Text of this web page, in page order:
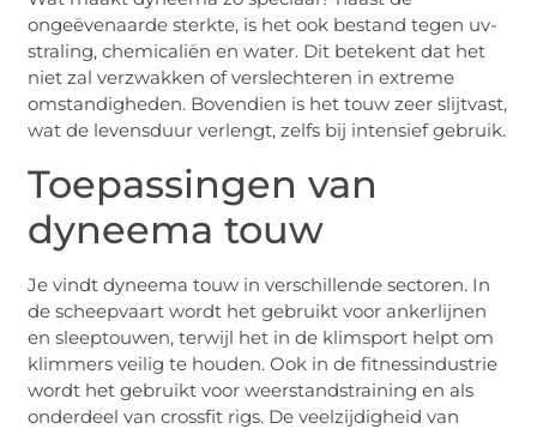
ongeëvenaarde sterkte, is het ook bestand tegen uv-
straling, chemicaliën en water. Dit betekent dat het
niet zal verzwakken of verslechteren in extreme
omstandigheden. Bovendien is het touw zeer slijtvast,
wat de levensduur verlengt, zelfs bij intensief gebruik.
Toepassingen van
dyneema touw
Je vindt dyneema touw in verschillende sectoren. In
de scheepvaart wordt het gebruikt voor ankerlijnen
en sleeptouwen, terwijl het in de klimsport helpt om
klimmers veilig te houden. Ook in de fitnessindustrie
wordt het gebruikt voor weerstandstraining en als
onderdeel van crossfit rigs. De veelzijdigheid van